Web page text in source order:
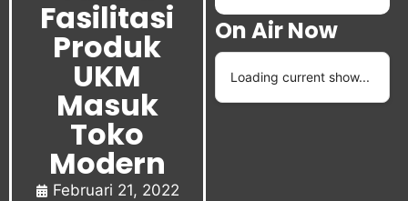
Fasilitasi
Produk
UKM
Masuk
Toko
Modern
Februari 21, 2022
On Air Now
Loading current show...